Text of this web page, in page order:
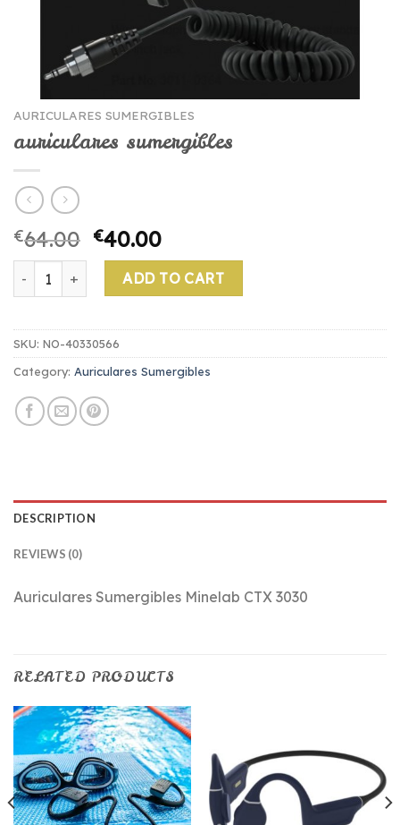
AURICULARES SUMERGIBLES
auriculares sumergibles
€64.00 €40.00
auriculares sumergibles quantity
ADD TO CART
SKU: NO-40330566
Category: Auriculares Sumergibles
DESCRIPTION
REVIEWS (0)
Auriculares Sumergibles Minelab CTX 3030
RELATED PRODUCTS